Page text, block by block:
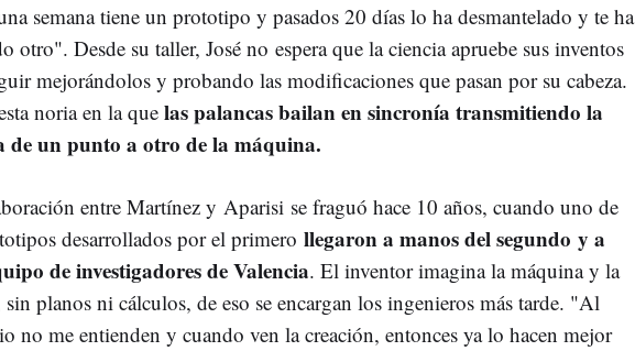
semana tiene un prototipo y pasados 20 días lo ha desmantelado y te ha
otro". Desde su taller, José no espera que la ciencia apruebe sus inventos
mejorándolos y probando las modificaciones que pasan por su cabeza.
noria en la quelas palancas bailan en sincronía transmitiendo la
de un punto a otro de la máquina.
entre Martínez y Aparisi se fraguó hace 10 años, cuando uno de
desarrollados por el primero llegaron a manos del segundo y a
de investigadores de Valencia. El inventor imagina la máquina y la
planos ni cálculos, de eso se encargan los ingenieros más tarde. "Al
no me entienden y cuando ven la creación, entonces ya lo hacen mejor